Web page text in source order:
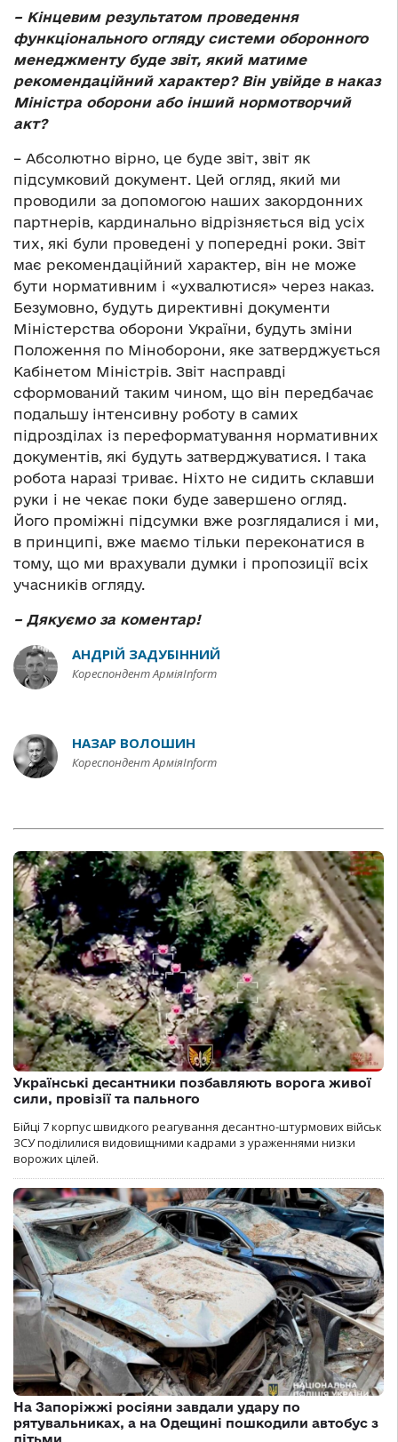
– Кінцевим результатом проведення
функціонального огляду системи оборонного
менеджменту буде звіт, який матиме
рекомендаційний характер? Він увійде в наказ
Міністра оборони або інший нормотворчий
акт?
– Абсолютно вірно, це буде звіт, звіт як
підсумковий документ. Цей огляд, який ми
проводили за допомогою наших закордонних
партнерів, кардинально відрізняється від усіх
тих, які були проведені у попередні роки. Звіт
має рекомендаційний характер, він не може
бути нормативним і «ухвалютися» через наказ.
Безумовно, будуть директивні документи
Міністерства оборони України, будуть зміни
Положення по Міноборони, яке затверджується
Кабінетом Міністрів. Звіт насправді
сформований таким чином, що він передбачає
подальшу інтенсивну роботу в самих
підрозділах із переформатування нормативних
документів, які будуть затверджуватися. І така
робота наразі триває. Ніхто не сидить склавши
руки і не чекає поки буде завершено огляд.
Його проміжні підсумки вже розглядалися і ми,
в принципі, вже маємо тільки переконатися в
тому, що ми врахували думки і пропозиції всіх
учасників огляду.
– Дякуємо за коментар!
АНДРІЙ ЗАДУБІННИЙ
Кореспондент АрміяInform
НАЗАР ВОЛОШИН
Кореспондент АрміяInform
Українські десантники позбавляють ворога живої
сили, провізії та пального
Бійці 7 корпус швидкого реагування десантно-штурмових військ
ЗСУ поділилися видовищними кадрами з ураженнями низки
ворожих цілей.
На Запоріжжі росіяни завдали удару по
рятувальниках, а на Одещині пошкодили автобус з